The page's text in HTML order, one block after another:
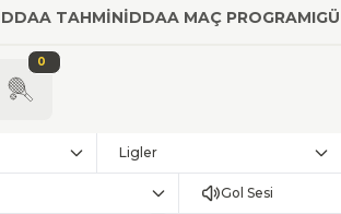
TAHMINİDDAA MAÇ PROGRAMI
0
Ligler
Gol Sesi